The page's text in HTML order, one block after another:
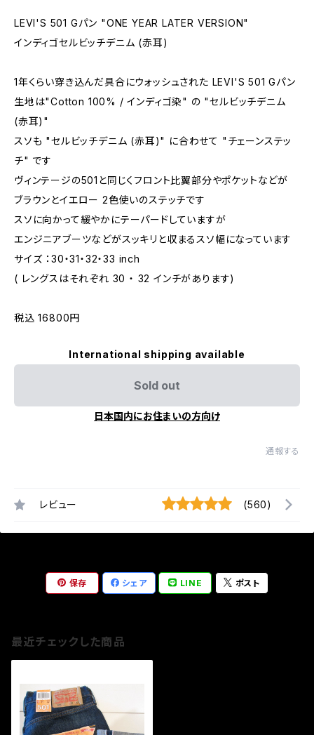
LEVI'S 501 Gパン "ONE YEAR LATER VERSION"
インディゴセルビッチデニム (赤耳)
1年くらい穿き込んだ具合にウォッシュされた LEVI'S 501 Gパン
生地は"Cotton 100% / インディゴ染" の "セルビッチデニム
(赤耳)"
スソも "セルビッチデニム (赤耳)" に合わせて "チェーンステッ
チ" です
ヴィンテージの501と同じくフロント比翼部分やポケットなどが
ブラウンとイエロー 2色使いのステッチです
スソに向かって緩やかにテーパードしていますが
エンジニアブーツなどがスッキリと収まるスソ幅になっています
サイズ ：30・31・32・33 inch
( レングスはそれぞれ 30 ・ 32 インチがあります)
税込 16800円
International shipping available
Sold out
日本国内にお住まいの方向け
通報する
レビュー (560)
保存 シェア LINE ポスト
最近チェックした商品